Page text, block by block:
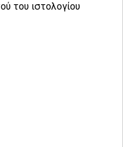
του ιστολογίου